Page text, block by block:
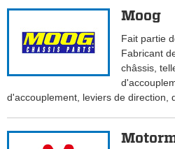
Moog
Fait partie
Fabricant
châssis,
d'accouplement, leviers de direction,